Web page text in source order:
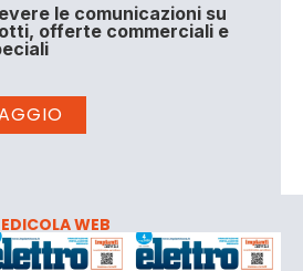
le comunicazioni su
offerte commerciali e
EDICOLA WEB